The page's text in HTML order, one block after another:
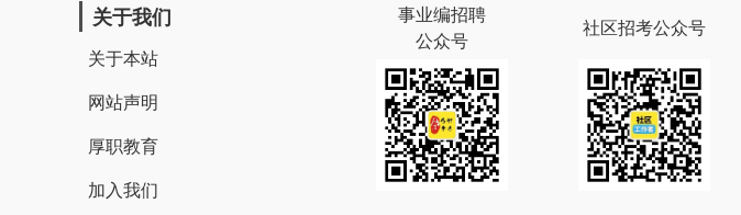
关于我们
关于本站
网站声明
厚职教育
加入我们
事业编招聘
公众号
社区招考公众号